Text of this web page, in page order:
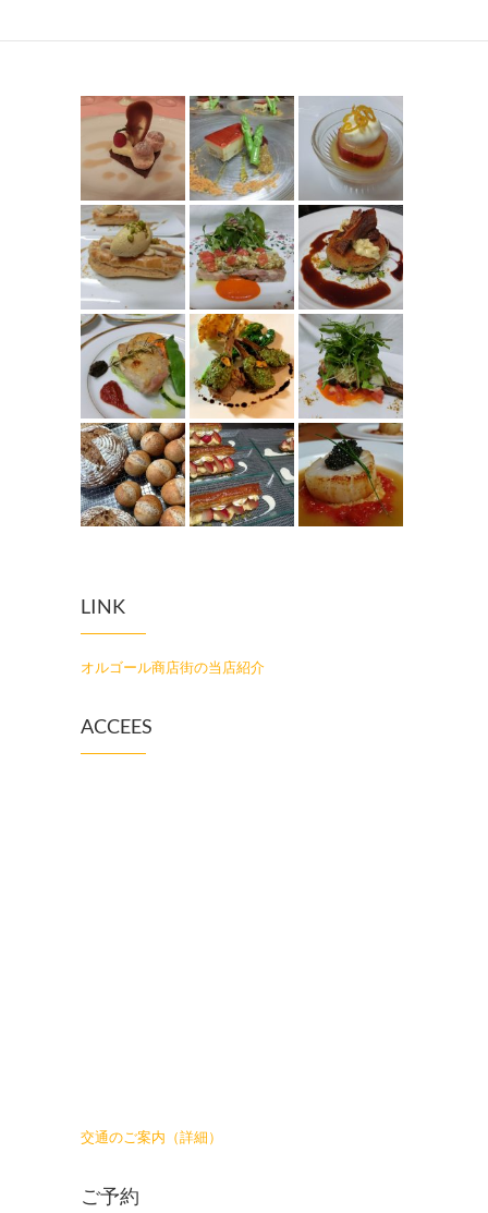
LINK
オルゴール商店街の当店紹介
ACCEES
交通のご案内（詳細）
ご予約